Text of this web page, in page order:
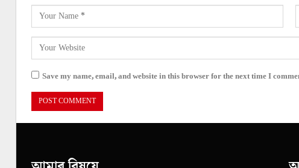
Save my name, email, and website in this browser for the next time I